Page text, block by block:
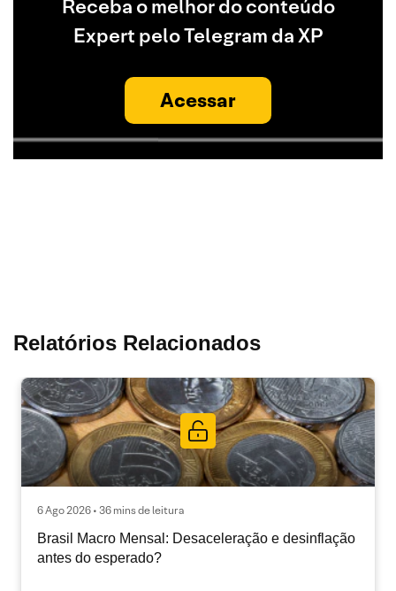
Receba o melhor do conteúdo
Expert pelo Telegram da XP
Acessar
Relatórios Relacionados
6 Ago 2026 • 36 mins de leitura
Brasil Macro Mensal: Desaceleração e desinflação
antes do esperado?